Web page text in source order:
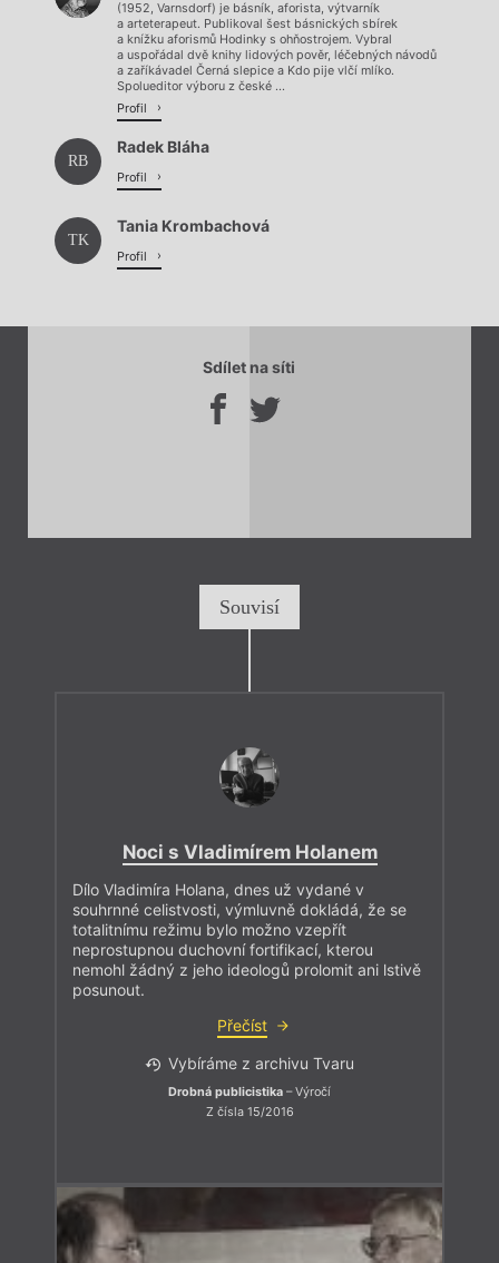
(1952, Varnsdorf) je básník, aforista, výtvarník
a arteterapeut. Publikoval šest básnických sbírek
a knížku aforismů Hodinky s ohňostrojem. Vybral
a uspořádal dvě knihy lidových pověr, léčebných návodů
a zaříkávadel Černá slepice a Kdo pije vlčí mlíko.
Spolueditor výboru z české ...
Profil
RB
Radek Bláha
Profil
TK
Tania Krombachová
Profil
Sdílet na síti
Souvisí
Noci s Vladimírem Holanem
Dílo Vladimíra Holana, dnes už vydané v
souhrnné celistvosti, výmluvně dokládá, že se
totalitnímu režimu bylo možno vzepřít
neprostupnou duchovní fortifikací, kterou
nemohl žádný z jeho ideologů prolomit ani lstivě
posunout.
Přečíst
Vybíráme z archivu Tvaru
Drobná publicistika – Výročí
Z čísla 15/2016